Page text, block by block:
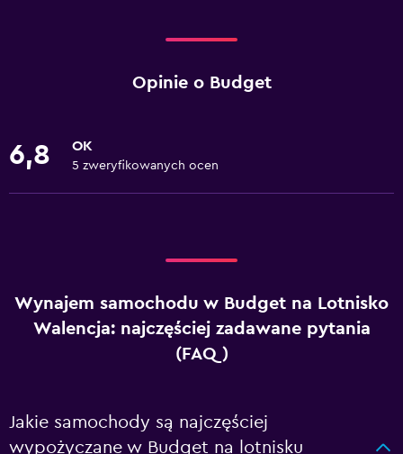
Opinie o Budget
6,8 OK
5 zweryfikowanych ocen
Wynajem samochodu w Budget na Lotnisko
Walencja: najczęściej zadawane pytania
(FAQ)
Jakie samochody są najczęściej
wypożyczane w Budget na lotnisku